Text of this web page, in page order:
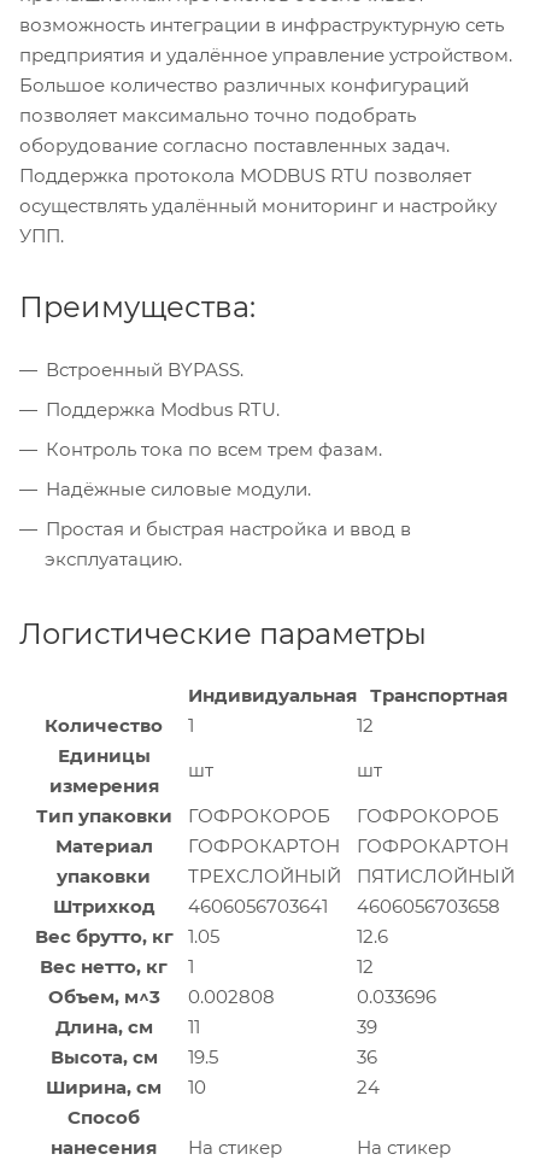
возможность интеграции в инфраструктурную сеть
предприятия и удалённое управление устройством.
Большое количество различных конфигураций
позволяет максимально точно подобрать
оборудование согласно поставленных задач.
Поддержка протокола MODBUS RTU позволяет
осуществлять удалённый мониторинг и настройку
УПП.
Преимущества:
Встроенный BYPASS.
Поддержка Modbus RTU.
Контроль тока по всем трем фазам.
Надёжные силовые модули.
Простая и быстрая настройка и ввод в
эксплуатацию.
Логистические параметры
Индивидуальная Транспортная
Количество
1
12
Единицы
измерения
шт
шт
Тип упаковки
ГОФРОКОРОБ
ГОФРОКОРОБ
Материал
упаковки
ГОФРОКАРТОН
ТРЕХСЛОЙНЫЙ
ГОФРОКАРТОН
ПЯТИСЛОЙНЫЙ
Штрихкод
4606056703641
4606056703658
Вес брутто, кг
1.05
12.6
Вес нетто, кг
1
12
Объем, м^3
0.002808
0.033696
Длина, см
11
39
Высота, см
19.5
36
Ширина, см
10
24
Способ
нанесения
На стикер На стикер